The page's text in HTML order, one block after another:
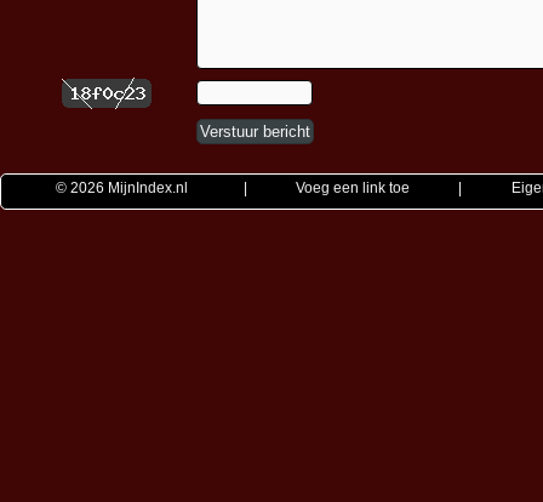
© 2026 MijnIndex.nl Voeg een link toe